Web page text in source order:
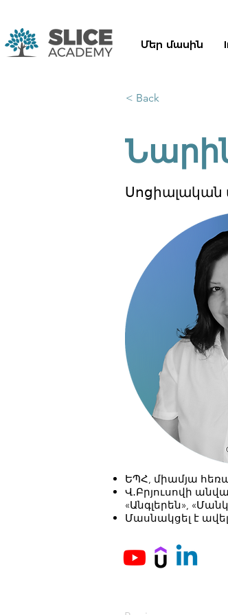
Մեր մասին
< Back
Սոցիալական
ԵՊՀ, միամյա
Վ․Բրյուսովի
«Անգլերեն»,
Մասնակցել է